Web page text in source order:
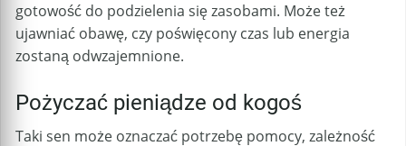
gotowość do podzielenia się zasobami. Może też
ujawniać obawę, czy poświęcony czas lub energia
zostaną odwzajemnione.
Pożyczać pieniądze od kogoś
Taki sen może oznaczać potrzebę pomocy, zależność